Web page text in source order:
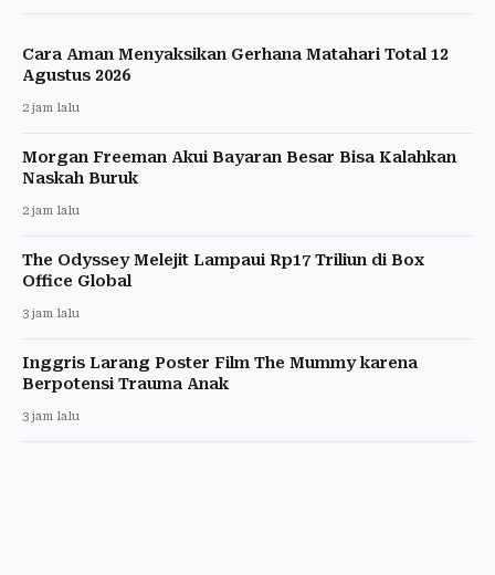
Cara Aman Menyaksikan Gerhana Matahari Total 12
Agustus 2026
2 jam lalu
Morgan Freeman Akui Bayaran Besar Bisa Kalahkan
Naskah Buruk
2 jam lalu
The Odyssey Melejit Lampaui Rp17 Triliun di Box
Office Global
3 jam lalu
Inggris Larang Poster Film The Mummy karena
Berpotensi Trauma Anak
3 jam lalu